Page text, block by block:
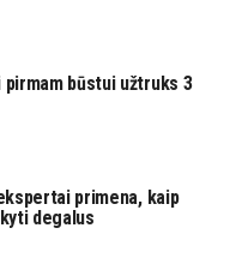
pirmam būstui užtruks 3
primena, kaip
degalus